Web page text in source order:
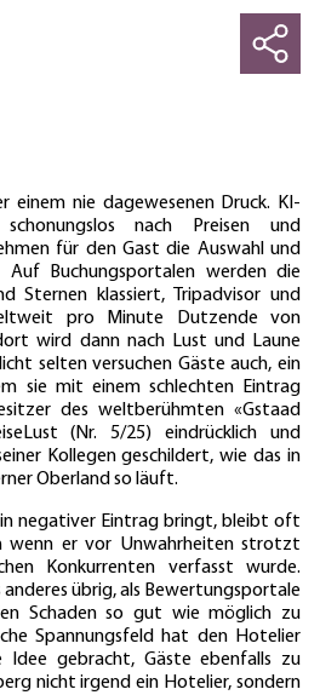
einem nie dagewesenen Druck. KI-
nach Preisen und
für den Gast die Auswahl und
Auf Buchungsportalen werden die
Sternen klassiert, Tripadvisor und
pro Minute Dutzende von
wird dann nach Lust und Laune
selten versuchen Gäste auch, ein
sie mit einem schlechten Eintrag
des weltberühmten «Gstaad
(Nr. 5/25) eindrücklich und
Kollegen geschildert, wie das in
Oberland so läuft.
negativer Eintrag bringt, bleibt oft
wenn er vor Unwahrheiten strotzt
Konkurrenten verfasst wurde.
übrig, als Bewertungsportale
Schaden so gut wie möglich zu
Spannungsfeld hat den Hotelier
Idee gebracht, Gäste ebenfalls zu
nicht irgend ein Hotelier, sondern